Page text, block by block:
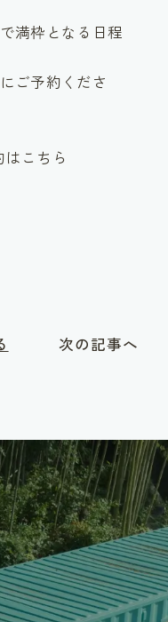
満枠となる日程
ご予約くださ
こちら
次の記事へ